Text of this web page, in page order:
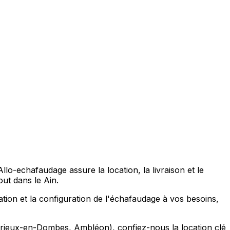
echafaudage assure la location, la livraison et le
dans le Ain.
et la configuration de l'échafaudage à vos besoins,
en-Dombes, Ambléon), confiez-nous la location clé